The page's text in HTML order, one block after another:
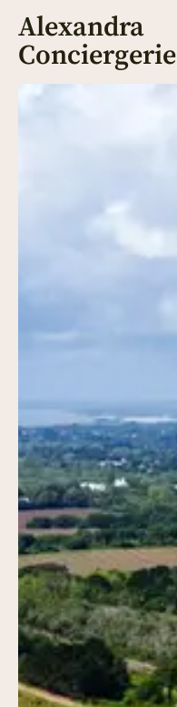
Alexandra
Conciergerie